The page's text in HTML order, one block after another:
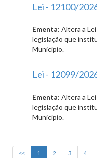
Lei - 12100/
Ementa: Altera a
legislação que
Município.
Lei - 12099/
Ementa: Altera a
legislação que
Município.
<< 1 2 3 4